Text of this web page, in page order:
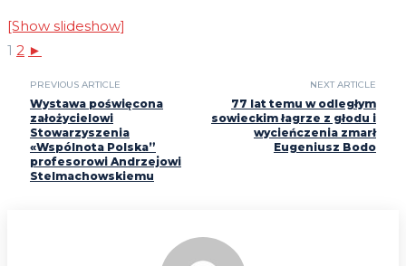
[Show slideshow]
1 2 ►
PREVIOUS ARTICLE
Wystawa poświęcona
założycielowi
Stowarzyszenia
«Wspólnota Polska”
profesorowi Andrzejowi
Stelmachowskiemu
NEXT ARTICLE
77 lat temu w odległym
sowieckim łagrze z głodu i
wycieńczenia zmarł
Eugeniusz Bodo